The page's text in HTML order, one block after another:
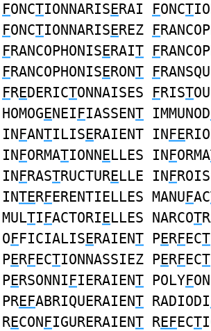
FONCTIONNARISERAI FONCT
FONCTIONNARISEREZ F
FRANCOPHONISERAIT F
FRANCOPHONISERONT F
FREDERICTONNAISES FRIST
HOMOGENEIFIASSENT IMMUNOD
INFANTILISERAIENT INFE
INFORMATIONNELLES INFORMA
INFRASTRUCTURELLE INF
INTERFERENTIELLES MANUFAC
MULTIFACTORIELLES NARCOT
OFFICIALISERAIENT PERFECT
PERFECTIONNASSIEZ PERFECT
PERSONNIFIERAIENT POLYF
PREFABRIQUERAIENT RADIODI
RECONFIGURERAIENT REFECT